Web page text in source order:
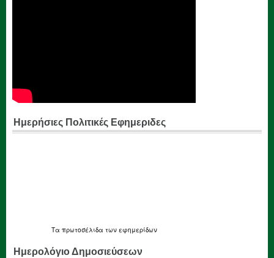
Ημερήσιες Πολιτικές Εφημεριδες
Τα πρωτοσέλιδα των εφημερίδων
Ημερολόγιο Δημοσιεύσεων